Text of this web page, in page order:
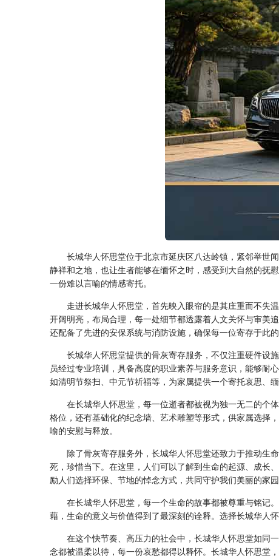
长城华人怀思堂位于北京市延庆区八达岭镇，紧邻举世
静祥和之地，也让生者能够在缅怀之时，感受到大自然的抚
一份难以言喻的情感寄托。
走进长城华人怀思堂 ，首先映入眼帘的是其庄重而不失
开阔明亮，布局合理，每一处细节都透露着人文关怀与审美
还配备了先进的安保系统与消防设施，确保每一位寄存于此
长城华人怀思堂提供的骨灰寄存服务，不仅注重硬件设
员经过专业培训，具备高度的职业素养与服务意识，能够耐
如清明节祭扫、中元节祈福等，为家属提供一个寄托哀思、
在长城华人怀思堂 ，每一位逝者都被视为独一无二的个
格位，还有基础化的纪念墙、艺术雕塑等形式，供家属选择
喻的安慰与释放。
除了骨灰寄存服务外，长城华人怀思堂还致力于推动生
死，珍惜当下。在这里，人们可以了解到生命的起源、成长
励人们选择环保、节地的悼念方式，共同守护我们美丽的家园
在长城华人怀思堂 ，每一个生命的故事都被尊重与铭记
藉，生命的意义与价值得到了最深刻的诠释。选择长城华人
在这个快节奏、高压力的社会中，长城华人怀思堂如同
念都被温柔以待，每一份哀愁都得以释怀。长城华人怀思堂